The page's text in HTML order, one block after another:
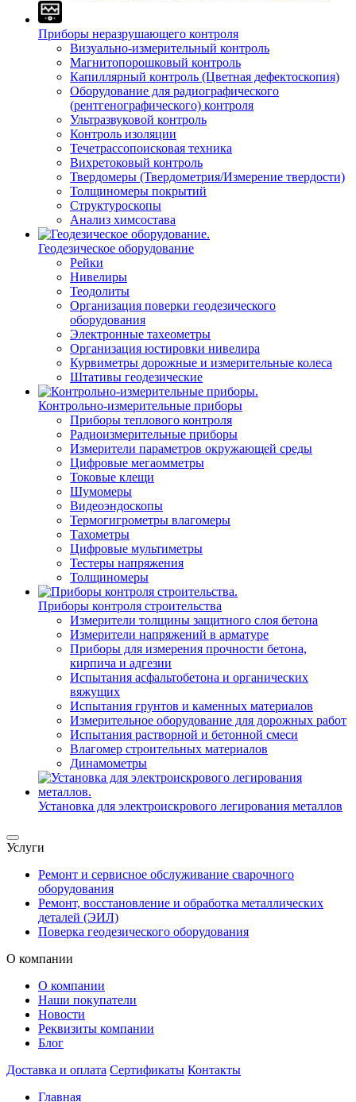
Приборы неразрушающего контроля
Визуально-измерительный контроль
Магнитопорошковый контроль
Капиллярный контроль (Цветная дефектоскопия)
Оборудование для радиографического
(рентгенографического) контроля
Ультразвуковой контроль
Контроль изоляции
Течетрассопоисковая техника
Вихретоковый контроль
Твердомеры (Твердометрия/Измерение твердости)
Толщиномеры покрытий
Структуроскопы
Анализ химсостава
Геодезическое оборудование
Рейки
Нивелиры
Теодолиты
Организация поверки геодезического
оборудования
Электронные тахеометры
Организация юстировки нивелира
Курвиметры дорожные и измерительные колеса
Штативы геодезические
Контрольно-измерительные приборы
Приборы теплового контроля
Радиоизмерительные приборы
Измерители параметров окружающей среды
Цифровые мегаомметры
Токовые клещи
Шумомеры
Видеоэндоскопы
Термогигрометры влагомеры
Тахометры
Цифровые мультиметры
Тестеры напряжения
Толщиномеры
Приборы контроля строительства
Измерители толщины защитного слоя бетона
Измерители напряжений в арматуре
Приборы для измерения прочности бетона,
кирпича и адгезии
Испытания асфальтобетона и органических
вяжущих
Испытания грунтов и каменных материалов
Измерительное оборудование для дорожных работ
Испытания растворной и бетонной смеси
Влагомер строительных материалов
Динамометры
Установка для электроискрового легирования металлов
Услуги
Ремонт и сервисное обслуживание сварочного
оборудования
Ремонт, восстановление и обработка металлических
деталей (ЭИЛ)
Поверка геодезического оборудования
О компании
О компании
Наши покупатели
Новости
Реквизиты компании
Блог
Доставка и оплата Сертификаты Контакты
Главная